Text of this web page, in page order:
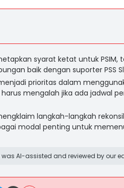
syarat ketat untuk PSIM,
baik dengan suporter PSS
prioritas dalam
harus mengalah jika ada jadwal
langkah-langkah
modal penting untuk
AI-assisted and reviewed by our